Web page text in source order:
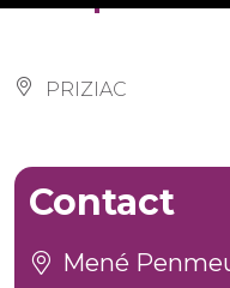
PRIZIAC
Contact
Mené